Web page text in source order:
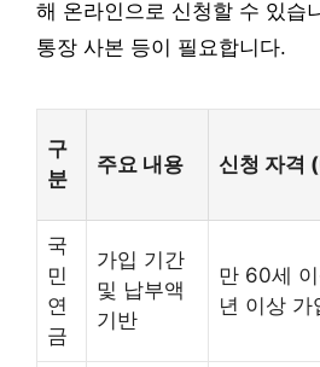
해 온라인으로 신청할 수 있습
통장 사본 등이 필요합니다.
구
분
주요 내용 신청 자격
국
민
연
금
가입 기간
및 납부액
기반
만 60세
년 이상 가